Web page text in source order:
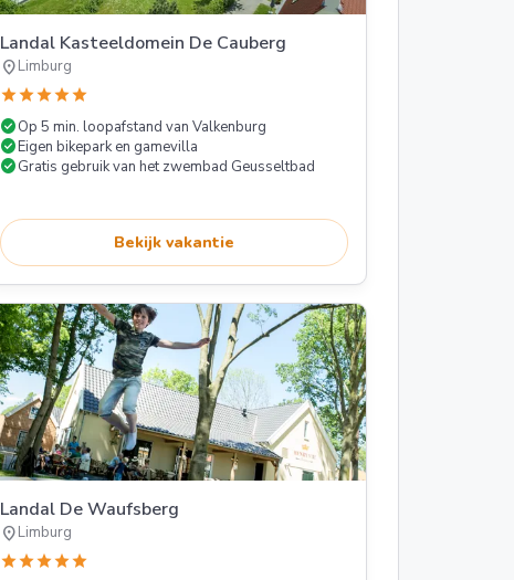
Landal Kasteeldomein De Cauberg
location_onLimburg
starstarstarstarstar
check_circleOp 5 min. loopafstand van Valkenburg
check_circleEigen bikepark en gamevilla
check_circleGratis gebruik van het zwembad Geusseltbad
Bekijk vakantie
Landal De Waufsberg
location_onLimburg
starstarstarstarstar